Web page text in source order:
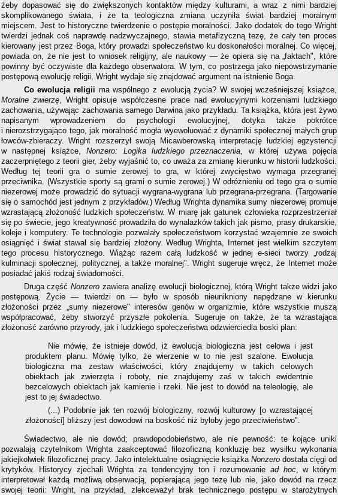
żeby dopasować się do zwiększonych kontaktów między kulturami, a wraz z nimi bardziej
skomplikowanego świata, i że ta teologiczna zmiana uczyniła świat bardziej moralnym
miejscem. Jest to historyczne twierdzenie o postępie moralności. Jako dodatek do tego Wright
twierdzi jednak coś naprawdę nadzwyczajnego, stawia metafizyczną tezę, że cały ten proces
kierowany jest przez Boga, który prowadzi społeczeństwo ku doskonałości moralnej. Co więcej,
powiada on, że nie jest to wniosek religijny, ale naukowy — że opiera się na „faktach", które
powinny być oczywiste dla każdego obserwatora. W tym, co postrzega jako niepowstrzymanie
postępową ewolucję religii, Wright wydaje się znajdować argument na istnienie Boga.
Co ewolucja religii ma wspólnego z ewolucją życia? W swojej wcześniejszej książce,
Moralne zwierzę, Wright opisuje współczesne prace nad ewolucyjnymi korzeniami ludzkiego
zachowania, używając zachowania samego Darwina jako przykładu. Ta książka, która jest żywo
napisanym wprowadzeniem do psychologii ewolucyjnej, dotyka także pokrótce
i nierozstrzygająco tego, jak moralność mogła wyewoluować z dynamiki społecznej małych grup
łowców-zbieraczy. Wright rozszerzył swoją Micawberowską interpretację ludzkiej egzystencji
w następnej książce,Nonzero: Logika ludzkiego przeznaczenia, w której używa pojęcia
zaczerpniętego z teorii gier, żeby wyjaśnić to, co uważa za zmianę kierunku w historii ludzkości.
Według tej teorii gra o sumie zerowej to gra, w której zwycięstwo wymaga przegranej
przeciwnika. (Wszystkie sporty są grami o sumie zerowej.) W odróżnieniu od tego gra o sumie
niezerowej może prowadzić do sytuacji wygrana-wygrana lub przegrana-przegrana. (Targowanie
się o samochód jest jednym z przykładów.) Według Wrighta dynamika sumy niezerowej promuje
wzrastającą złożoność ludzkich społeczeństw. W miarę jak gatunek człowieka rozprzestrzeniał
się po świecie, jego kreatywność prowadziła do wynalazków takich jak pismo, prasy drukarskie,
koleje i komputery. Te technologie pozwalały społeczeństwom korzystać wzajemnie ze swoich
osiągnięć i świat stawał się bardziej złożony. Według Wrighta, Internet jest wielkim szczytem
tego procesu historycznego. Wiążąc razem całą ludzkość w jednej e-sieci tworzy „rodzaj
kulminacji społecznej, politycznej, a także moralnej". Wright sugeruje wręcz, że Internet może
posiadać jakiś rodzaj świadomości.
Druga częśćNonzero zawiera analizę ewolucji biologicznej, którą Wright także widzi jako
postępową. Życie — twierdzi on — było w sposób nieunikniony napędzane w kierunku
złożoności przez „sumy niezerowe" interesów genów w organizmie, które wszystkie muszą
współpracować, żeby stworzyć przyszłe pokolenia. Sugeruje on także, że ta wzrastająca
złożoność zarówno przyrody, jak i ludzkiego społeczeństwa odzwierciedla boski plan:
Nie mówię, że istnieje dowód, iż ewolucja biologiczna jest celowa i jest
produktem planu. Mówię tylko, że wierzenie w to nie jest szalone. Ewolucja
biologiczna ma zestaw właściwości, który znajdujemy w takich celowych
obiektach jak zwierzęta i roboty, nie znajdujemy zaś w takich ewidentnie
bezcelowych obiektach jak kamienie i rzeki. Nie jest to dowód na teleologię, ale
jest to jej świadectwo.
(...) Podobnie jak ten rozwój biologiczny, rozwój kulturowy [o wzrastającej
złożoności] bliższy jest dowodowi na boskość niż byłoby jego przeciwieństwo".
Świadectwo, ale nie dowód; prawdopodobieństwo, ale nie pewność: te kojące uniki
pozwalają czytelnikom Wrighta zaakceptować filozoficzną konkluzję bez wysiłku wykonania
jakiejkolwiek filozoficznej pracy. Jako intelektualne osiągnięcie książka Nonzerodostała cięgi od
krytyków. Historycy zjechali Wrighta za tendencyjny ton i rozumowanie ad hoc, w którym
interpretował każdą możliwą obserwacją, popierającą jego tezę lub nie, jako dowód na rzecz
swojej teorii: Wright, na przykład, zlekceważył brak technicznego postępu w starożytnych